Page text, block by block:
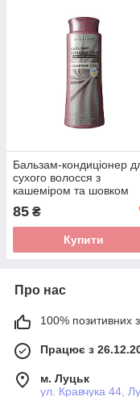
Бальзам-кондиціонер
сухого волосся з
кашеміром та шовком
VladiCom Cashmere
250 мл
85 ₴
Купити
Про нас
100% позитивних з
Працює з
м. Луцьк
ул. Кравчука 44,